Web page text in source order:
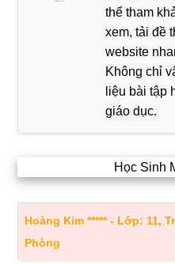
thể tham
xem, tải đề
website
Không chỉ
liệu bài tập
giáo dục.
Học Sinh
Hoàng Kim ***** - Lớp: 11,
Phòng